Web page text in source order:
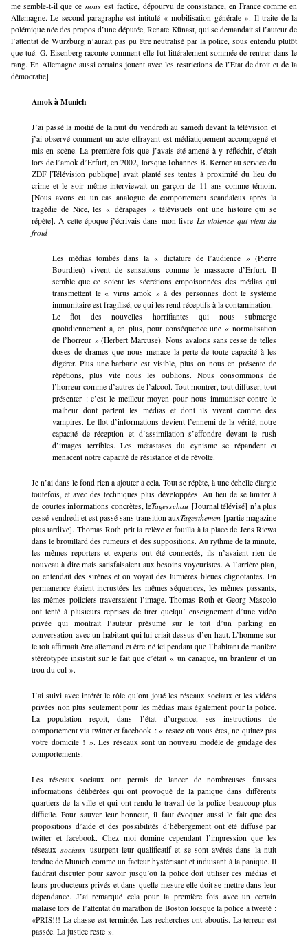
me semble-t-il que ce nous est factice, dépourvu de consistance, en France comme en
Allemagne. Le second paragraphe est intitulé « mobilisation générale ». Il traite de la
polémique née des propos d’une députée, Renate Künast, qui se demandait si l’auteur de
l’attentat de Würzburg n’aurait pas pu être neutralisé par la police, sous entendu plutôt
que tué. G. Eisenberg raconte comment elle fut littéralement sommée de rentrer dans le
rang. En Allemagne aussi certains jouent avec les restrictions de l’État de droit et de la
démocratie]
Amok à Munich
J’ai passé la moitié de la nuit du vendredi au samedi devant la télévision et
j’ai observé comment un acte effrayant est médiatiquement accompagné et
mis en scène. La première fois que j’avais été amené à y réfléchir, c’était
lors de l’amok d’Erfurt, en 2002, lorsque Johannes B. Kerner au service du
ZDF [Télévision publique] avait planté ses tentes à proximité du lieu du
crime et le soir même interviewait un garçon de 11 ans comme témoin.
[Nous avons eu un cas analogue de comportement scandaleux après la
tragédie de Nice, les « dérapages » télévisuels ont une histoire qui se
répète]. A cette époque j’écrivais dans mon livre La violence qui vient du
froid
Les médias tombés dans la « dictature de l’audience » (Pierre
Bourdieu) vivent de sensations comme le massacre d’Erfurt. Il
semble que ce soient les sécrétions empoisonnées des médias qui
transmettent le « virus amok » à des personnes dont le système
immunitaire est fragilisé, ce qui les rend réceptifs à la contamination.
Le flot des nouvelles horrifiantes qui nous submerge
quotidiennement a, en plus, pour conséquence une « normalisation
de l’horreur » (Herbert Marcuse). Nous avalons sans cesse de telles
doses de drames que nous menace la perte de toute capacité à les
digérer. Plus une barbarie est visible, plus on nous en présente de
répétions, plus vite nous les oublions. Nous consommons de
l’horreur comme d’autres de l’alcool. Tout montrer, tout diffuser, tout
présenter : c’est le meilleur moyen pour nous immuniser contre le
malheur dont parlent les médias et dont ils vivent comme des
vampires. Le flot d’informations devient l’ennemi de la vérité, notre
capacité de réception et d’assimilation s’effondre devant le rush
d’images terribles. Les métastases du cynisme se répandent et
menacent notre capacité de résistance et de révolte.
Je n’ai dans le fond rien a ajouter à cela. Tout se répète, à une échelle élargie
toutefois, et avec des techniques plus développées. Au lieu de se limiter à
de courtes informations concrètes, leTagesschau [Journal télévisé] n’a plus
cessé vendredi et est passé sans transition auxTagesthemen [partie magazine
plus tardive]. Thomas Roth prit la relève et fouilla à la place de Jens Riewa
dans le brouillard des rumeurs et des suppositions. Au rythme de la minute,
les mêmes reporters et experts ont été connectés, ils n’avaient rien de
nouveau à dire mais satisfaisaient aux besoins voyeuristes. A l’arrière plan,
on entendait des sirènes et on voyait des lumières bleues clignotantes. En
permanence étaient incrustées les mêmes séquences, les mêmes passants,
les mêmes policiers traversaient l’image. Thomas Roth et Georg Mascolo
ont tenté à plusieurs reprises de tirer quelqu’ enseignement d’une vidéo
privée qui montrait l’auteur présumé sur le toit d’un parking en
conversation avec un habitant qui lui criait dessus d’en haut. L’homme sur
le toit affirmait être allemand et être né ici pendant que l’habitant de manière
stéréotypée insistait sur le fait que c’était « un canaque, un branleur et un
trou du cul ».
J’ai suivi avec intérêt le rôle qu’ont joué les réseaux sociaux et les vidéos
privées non plus seulement pour les médias mais également pour la police.
La population reçoit, dans l’état d’urgence, ses instructions de
comportement via twitter et facebook : « restez où vous êtes, ne quittez pas
votre domicile ! ». Les réseaux sont un nouveau modèle de guidage des
comportements.
Les réseaux sociaux ont permis de lancer de nombreuses fausses
informations délibérées qui ont provoqué de la panique dans différents
quartiers de la ville et qui ont rendu le travail de la police beaucoup plus
difficile. Pour sauver leur honneur, il faut évoquer aussi le fait que des
propositions d’aide et des possibilités d’hébergement ont été diffusé par
twitter et facebook. Chez moi domine cependant l’impression que les
réseauxsociaux usurpent leur qualificatif et se sont avérés dans la nuit
tendue de Munich comme un facteur hystérisant et induisant à la panique. Il
faudrait discuter pour savoir jusqu’où la police doit utiliser ces médias et
leurs producteurs privés et dans quelle mesure elle doit se mettre dans leur
dépendance. J’ai remarqué cela pour la première fois avec un certain
malaise lors de l’attentat du marathon de Boston lorsque la police a tweeté :
«PRIS!!! La chasse est terminée. Les recherches ont aboutis. La terreur est
passée. La justice reste ».